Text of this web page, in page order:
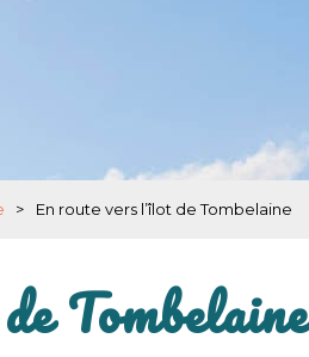
> En route vers l’îlot de Tombelaine
Tombelaine